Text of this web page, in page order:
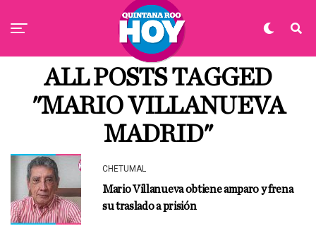
ALL POSTS TAGGED
"MARIO VILLANUEVA
MADRID"
CHETUMAL
Mario Villanueva obtiene amparo y frena
su traslado a prisión